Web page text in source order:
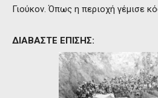
Γιούκον. Όπως η περιοχή γέμισε
ΔΙΑΒΑΣΤΕ ΕΠΙΣΗΣ: